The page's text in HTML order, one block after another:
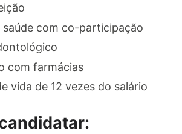
saúde com co-participação
com farmácias
vida de 12 vezes do salário